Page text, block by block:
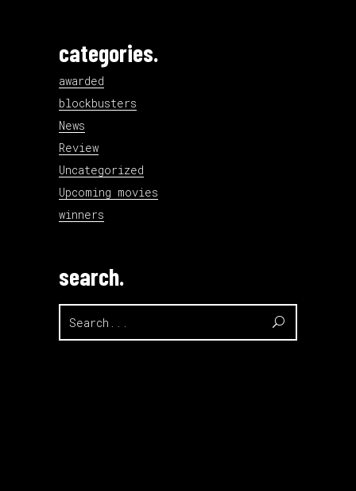
categories.
awarded
blockbusters
News
Review
Uncategorized
Upcoming movies
winners
search.
for: